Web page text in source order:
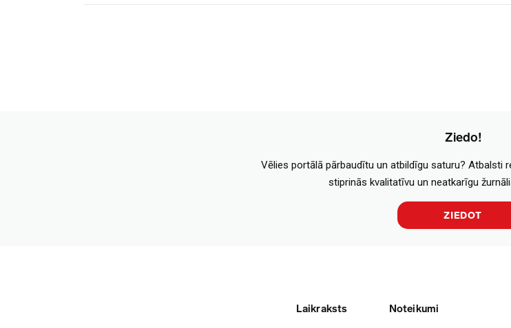
Ziedo!
Vēlies portālā pārbaudītu un atbildīgu saturu? Atbalsti
stiprinās kvalitatīvu un neatkarīgu
ZIEDOT
Laikraksts Noteikumi